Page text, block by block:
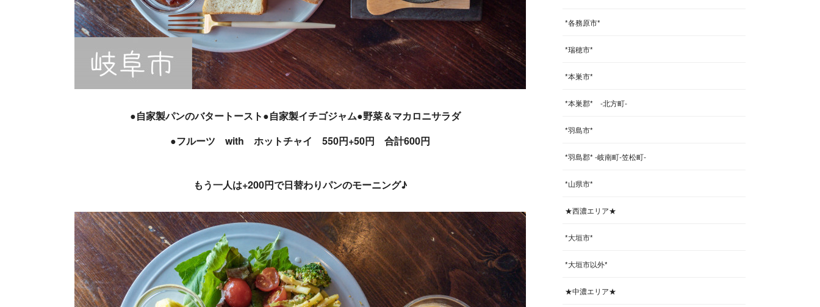
●自家製パンのバタートースト●自家製イチゴジャム●野菜＆マカロニサラダ
●フルーツ with ホットチャイ 550円+50円 合計600円
もう一人は+200円で日替わりパンのモーニング♪
*各務原市*
*瑞穂市*
*本巣市*
*本巣郡* -北方町-
*羽島市*
*羽島郡* -岐南町-笠松町-
*山県市*
★西濃エリア★
*大垣市*
*大垣市以外*
★中濃エリア★